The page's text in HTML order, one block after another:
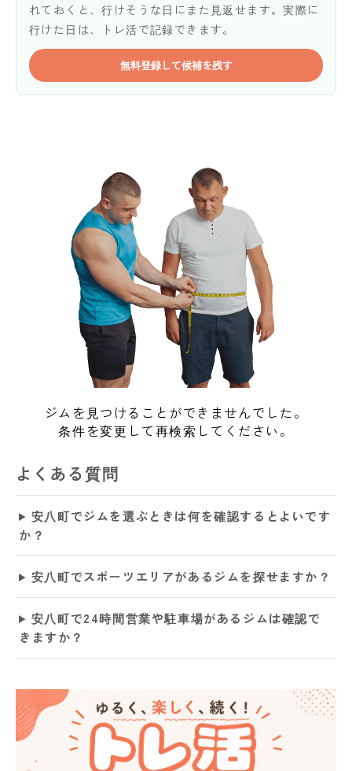
れておくと、行けそうな日にまた見返せます。実際に
行けた日は、トレ活で記録できます。
無料登録して候補を残す
ジムを見つけることができませんでした。
条件を変更して再検索してください。
よくある質問
安八町でジムを選ぶときは何を確認するとよいです
か？
安八町でスポーツエリアがあるジムを探せますか？
安八町で24時間営業や駐車場があるジムは確認で
きますか？